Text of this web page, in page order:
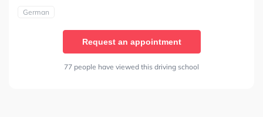
German
Request an appointment
77 people have viewed this driving school